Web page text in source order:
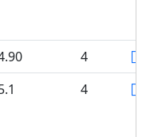
4
4